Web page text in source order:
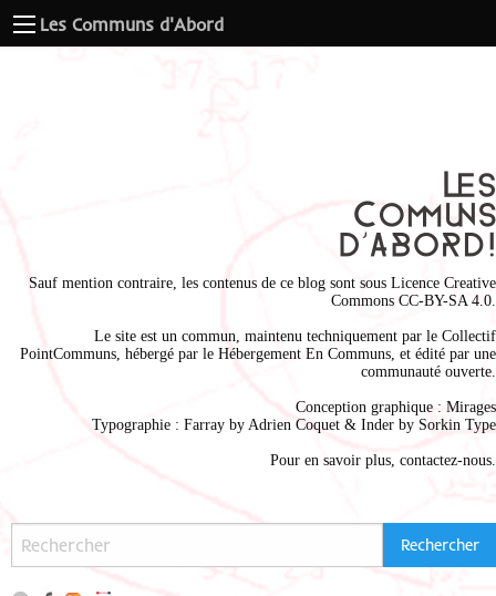
Les Communs d'Abord
Sauf mention contraire, les contenus de ce blog sont sous Licence Creative
Commons CC-BY-SA 4.0
Le site est un commun, maintenu techniquement par le Collectif
PointCommuns , hébergé par le Hébergement En Communs , et édité par une
communauté ouverte.
Conception graphique : Mirages
Typographie : Farray by Adrien Coquet & Inder by Sorkin Type
Pour en savoir plus, contactez-nous